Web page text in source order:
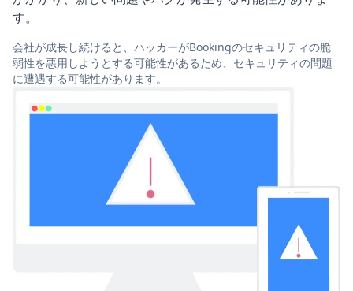
す。
会社が成長し続けると、ハッカーがBookingのセキュリティの脆
弱性を悪用しようとする可能性があるため、セキュリティの問題
に遭遇する可能性があります。